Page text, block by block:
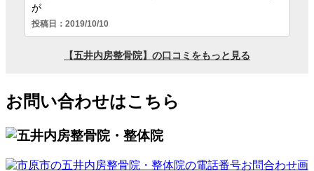
お問い合わせはこちら